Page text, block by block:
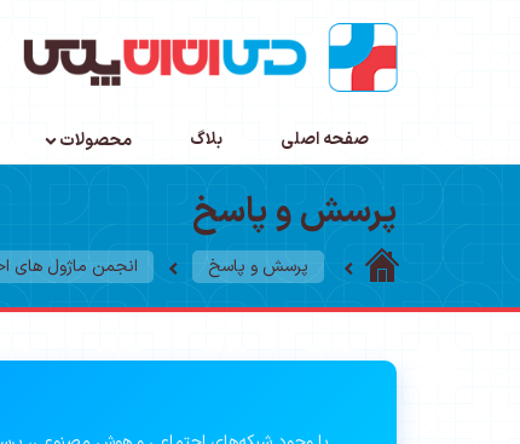
صفحه اصلی بلاگ محصولات
پرسش و پاسخ
پرسش و پاسخ انجمن ماژول های